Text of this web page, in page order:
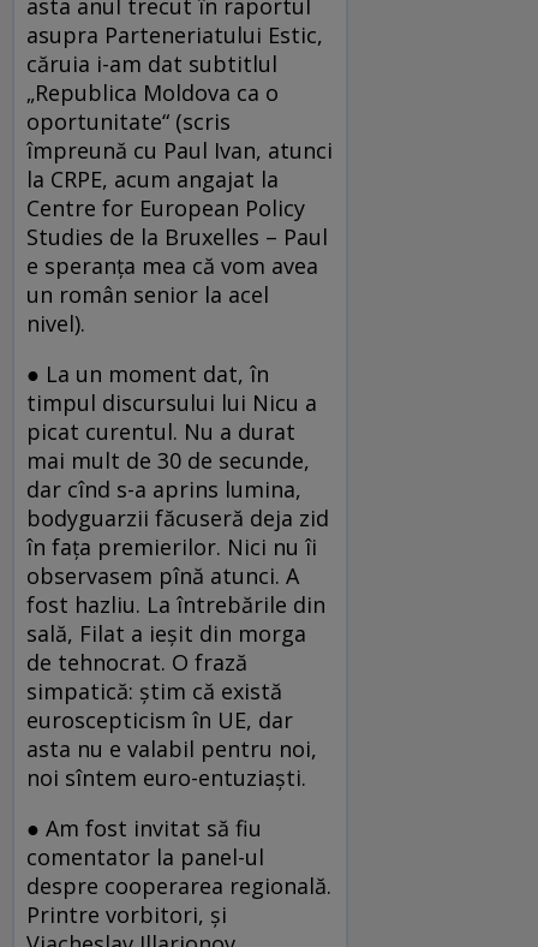
asta anul trecut în raportul
asupra Parteneriatului Estic,
căruia i-am dat subtitlul
„Republica Moldova ca o
oportunitate“ (scris
împreună cu Paul Ivan, atunci
la CRPE, acum angajat la
Centre for European Policy
Studies de la Bruxelles – Paul
e speranţa mea că vom avea
un român senior la acel
nivel).
● La un moment dat, în
timpul discursului lui Nicu a
picat curentul. Nu a durat
mai mult de 30 de secunde,
dar cînd s-a aprins lumina,
bodyguarzii făcuseră deja zid
în faţa premierilor. Nici nu îi
observasem pînă atunci. A
fost hazliu. La întrebările din
sală, Filat a ieşit din morga
de tehnocrat. O frază
simpatică: ştim că există
euroscepticism în UE, dar
asta nu e valabil pentru noi,
noi sîntem euro-entuziaşti.
● Am fost invitat să fiu
comentator la panel-ul
despre cooperarea regională.
Printre vorbitori, şi